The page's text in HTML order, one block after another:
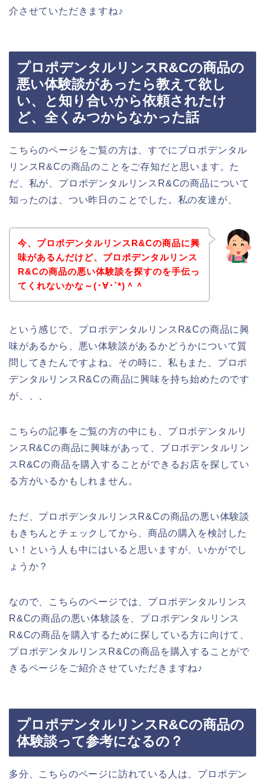
介させていただきますね♪
プロポデンタルリンスR&Cの商品の
悪い体験談があったら教えて欲し
い、と知り合いから依頼されたけ
ど、全くみつからなかった話
こちらのページをご覧の方は、すでにプロポデンタル
リンスR&Cの商品のことをご存知だと思います。た
だ、私が、プロポデンタルリンスR&Cの商品について
知ったのは、つい昨日のことでした。私の友達が、
今、プロポデンタルリンスR&Cの商品に興
味があるんだけど、プロポデンタルリンス
R&Cの商品の悪い体験談を探すのを手伝っ
てくれないかな～(･∀･`*)＾＾
という感じで、プロポデンタルリンスR&Cの商品に興
味があるから、悪い体験談があるかどうかについて質
問してきたんですよね。その時に、私もまた、プロポ
デンタルリンスR&Cの商品に興味を持ち始めたのです
が、、、
こちらの記事をご覧の方の中にも、プロポデンタルリ
ンスR&Cの商品に興味があって、プロポデンタルリン
スR&Cの商品を購入することができるお店を探してい
る方がいるかもしれません。
ただ、プロポデンタルリンスR&Cの商品の悪い体験談
もきちんとチェックしてから、商品の購入を検討した
い！という人も中にはいると思いますが、いかがでし
ょうか？
なので、こちらのページでは、プロポデンタルリンス
R&Cの商品の悪い体験談を、プロポデンタルリンス
R&Cの商品を購入するために探している方に向けて、
プロポデンタルリンスR&Cの商品を購入することがで
きるページをご紹介させていただきますね♪
プロポデンタルリンスR&Cの商品の
体験談って参考になるの？
多分、こちらのページに訪れている人は、プロポデン